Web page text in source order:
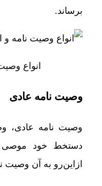
برساند.
انواع وصیت
وصیت نامه عادی
وصیت نامه عادی،
دستخط خود موصی
ازاین‌رو به آن وصیت